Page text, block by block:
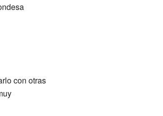
con otras